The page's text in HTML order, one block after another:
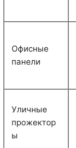
Офисные
панели
Уличные
прожектор
ы